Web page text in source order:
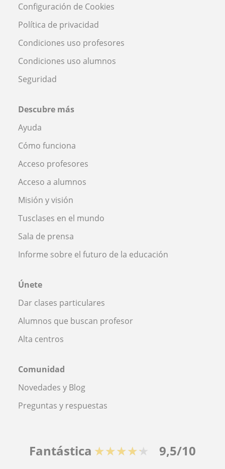
Configuración de Cookies
Política de privacidad
Condiciones uso profesores
Condiciones uso alumnos
Seguridad
Descubre más
Ayuda
Cómo funciona
Acceso profesores
Acceso a alumnos
Misión y visión
Tusclases en el mundo
Sala de prensa
Informe sobre el futuro de la educación
Únete
Dar clases particulares
Alumnos que buscan profesor
Alta centros
Comunidad
Novedades y Blog
Preguntas y respuestas
Fantástica ★★★★★ 9,5/10